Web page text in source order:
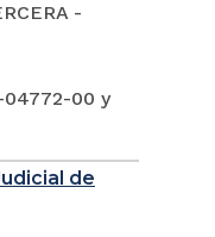
-
04772-00 y
de